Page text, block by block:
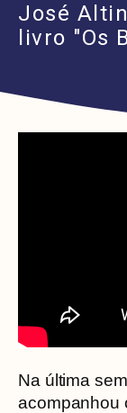
José
livro "Os
Na última
acompanhou